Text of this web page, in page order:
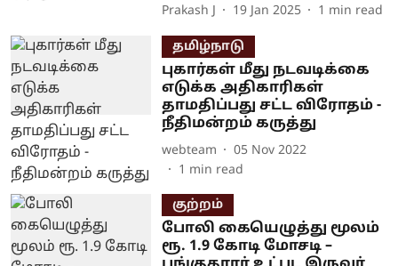
Prakash J 19 Jan 2025 1 min read
தமிழ்நாடு
புகார்கள் மீது நடவடிக்கை
எடுக்க அதிகாரிகள்
தாமதிப்பது சட்ட விரோதம் -
நீதிமன்றம் கருத்து
webteam
05 Nov 2022
1 min read
குற்றம்
போலி கையெழுத்து மூலம்
ரூ. 1.9 கோடி மோசடி –